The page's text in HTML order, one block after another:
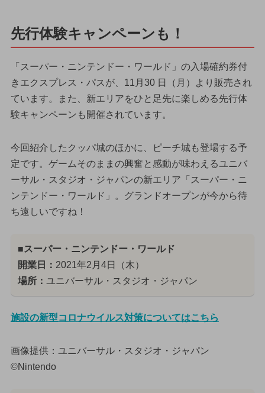
先行体験キャンペーンも！
「スーパー・ニンテンドー・ワールド」の入場確約券付
きエクスプレス・パスが、11月30 日（月）より販売され
ています。また、新エリアをひと足先に楽しめる先行体
験キャンペーンも開催されています。
今回紹介したクッパ城のほかに、ピーチ城も登場する予
定です。ゲームそのままの興奮と感動が味わえるユニバ
ーサル・スタジオ・ジャパンの新エリア「スーパー・ニ
ンテンドー・ワールド」。グランドオープンが今から待
ち遠しいですね！
■スーパー・ニンテンドー・ワールド
開業日： 2021年2月4日（木）
場所： ユニバーサル・スタジオ・ジャパン
施設の新型コロナウイルス対策についてはこちら
画像提供：ユニバーサル・スタジオ・ジャパン
©Nintendo